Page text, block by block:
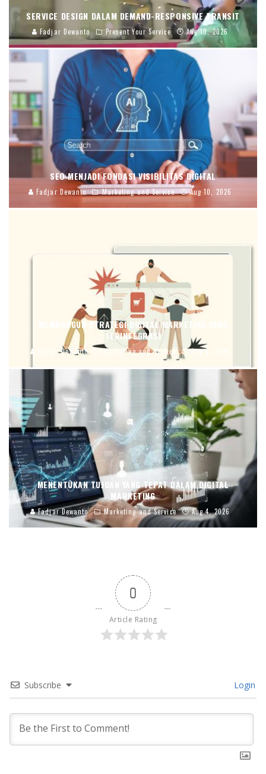
SERVICE DESIGN DALAM DEMAND-RESPONSIVE TRANSIT
Fadjar Dewanto Present Your Service Aug 10, 2026
SEO MENJADI FONDASI VISIBILITAS DIGITAL
Fadjar Dewanto Marketing and Service Aug 10, 2026
MEMBANGUN STRATEGI DIGITAL MARKETING YANG
TERINTEGRASI
Fadjar Dewanto Marketing and Service Aug 6, 2026
MENENTUKAN TUJUAN YANG TEPAT DALAM DIGITAL
MARKETING
Fadjar Dewanto Marketing and Service Aug 4, 2026
0
Article Rating
Subscribe Login